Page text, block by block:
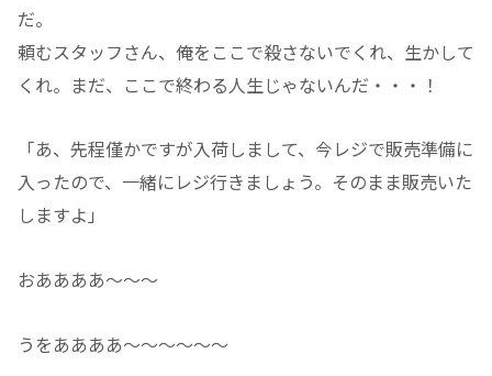
だ。
頼むスタッフさん、俺をここで殺さないでくれ、生かして
くれ。まだ、ここで終わる人生じゃないんだ・・・！
「あ、先程僅かですが入荷しまして、今レジで販売準備に
入ったので、一緒にレジ行きましょう。そのまま販売いた
しますよ」
おああああ～～～
うをああああ～～～～～～